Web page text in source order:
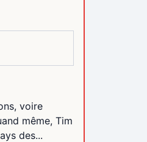
voire
même, Tim
des...